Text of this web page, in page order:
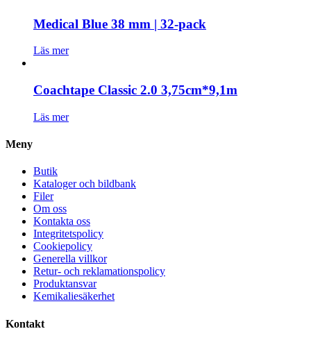
Medical Blue 38 mm | 32-pack
Läs mer
Coachtape Classic 2.0 3,75cm*9,1m
Läs mer
Meny
Butik
Kataloger och bildbank
Filer
Om oss
Kontakta oss
Integritetspolicy
Cookiepolicy
Generella villkor
Retur- och reklamationspolicy
Produktansvar
Kemikaliesäkerhet
Kontakt